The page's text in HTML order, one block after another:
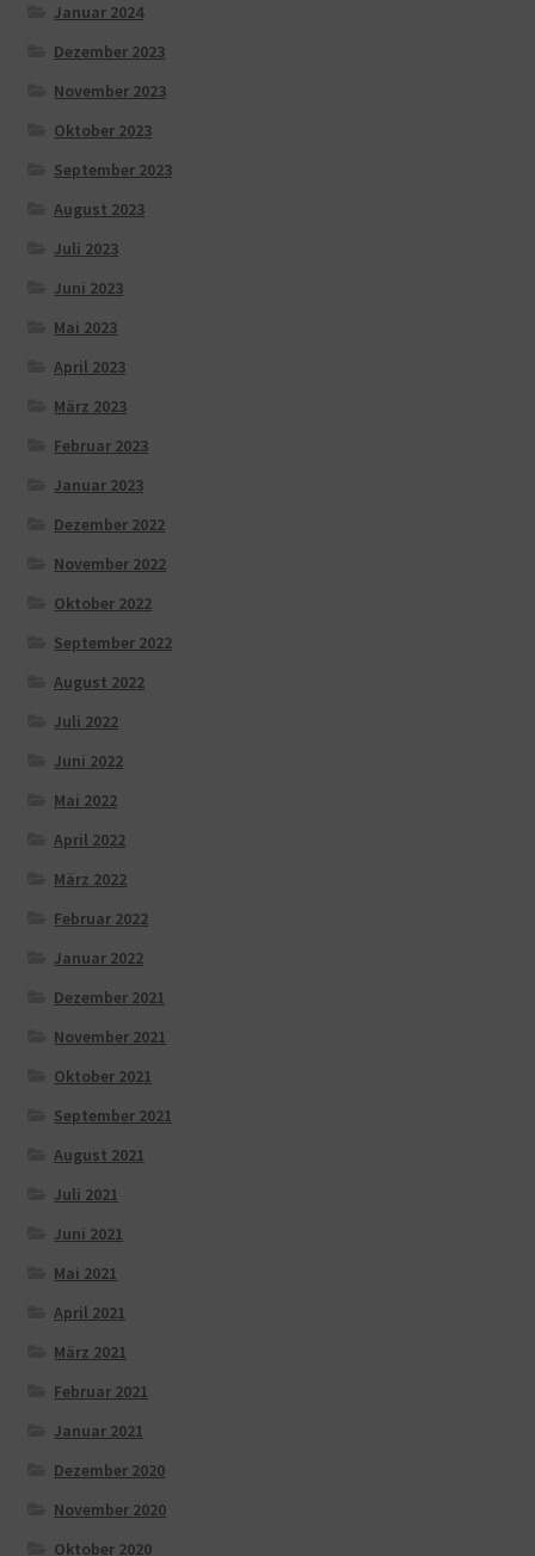
Januar 2024
Dezember 2023
November 2023
Oktober 2023
September 2023
August 2023
Juli 2023
Juni 2023
Mai 2023
April 2023
März 2023
Februar 2023
Januar 2023
Dezember 2022
November 2022
Oktober 2022
September 2022
August 2022
Juli 2022
Juni 2022
Mai 2022
April 2022
März 2022
Februar 2022
Januar 2022
Dezember 2021
November 2021
Oktober 2021
September 2021
August 2021
Juli 2021
Juni 2021
Mai 2021
April 2021
März 2021
Februar 2021
Januar 2021
Dezember 2020
November 2020
Oktober 2020